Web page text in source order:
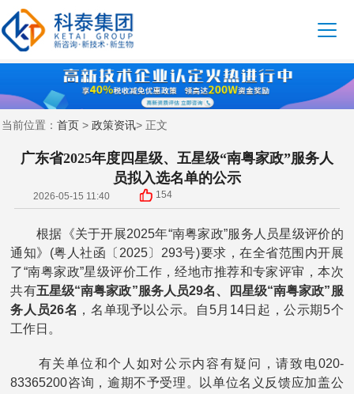
当前位置： 首页 > 政策资讯> 正文
广东省2025年度四星级、五星级“南粤家政”服务人
员拟入选名单的公示
2026-05-15 11:40 154
根据《关于开展2025年“南粤家政”服务人员星级评价的
通知》(粤人社函〔2025〕293号)要求，在全省范围内开展
了“南粤家政”星级评价工作，经地市推荐和专家评审，本次
共有五星级“南粤家政”服务人员29名、四星级“南粤家政”服
务人员26名 ，名单现予以公示。自5月14日起，公示期5个
工作日。
有关单位和个人如对公示内容有疑问，请致电020-
83365200咨询，逾期不予受理。以单位名义反馈应加盖公